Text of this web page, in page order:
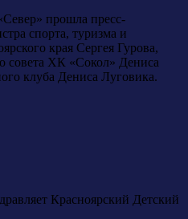
прошла пресс-
спорта, туризма и
края Сергея Гурова,
совета ХК «Сокол» Дениса
клуба Дениса Луговика.
Красноярский Детский